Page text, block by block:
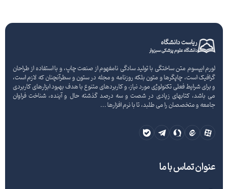
ریاست دانشگاه
دانشگاه علوم پزشکی سبزوار
لورم ایپسوم متن ساختگی با تولید سادگی نامفهوم از صنعت چاپ، و با استفاده از طراحان
گرافیک است، چاپگرها و متون بلکه روزنامه و مجله در ستون و سطرآنچنان که لازم است،
و برای شرایط فعلی تکنولوژی مورد نیاز، و کاربردهای متنوع با هدف بهبود ابزارهای کاربردی
می باشد، کتابهای زیادی در شصت و سه درصد گذشته حال و آینده، شناخت فراوان
جامعه و متخصصان را می طلبد، تا با نرم افزارها ...
عنوان تماس با ما